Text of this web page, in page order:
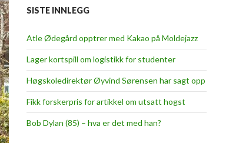
SISTE INNLEGG
Atle Ødegård opptrer med Kakao på Moldejazz
Lager kortspill om logistikk for studenter
Høgskoledirektør Øyvind Sørensen har sagt opp
Fikk forskerpris for artikkel om utsatt hogst
Bob Dylan (85) – hva er det med han?